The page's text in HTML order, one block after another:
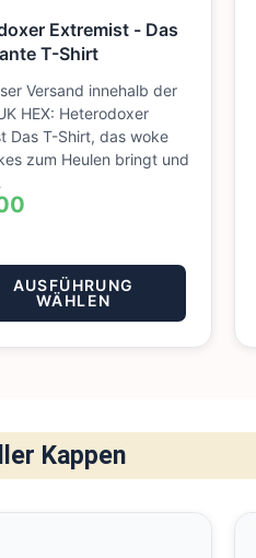
Extremist - Das
T-Shirt
Versand innehalb der
HEX: Heterodoxer
Das T-Shirt, das woke
zum Heulen bringt und
AUSFÜHRUNG
WÄHLEN
Kappen